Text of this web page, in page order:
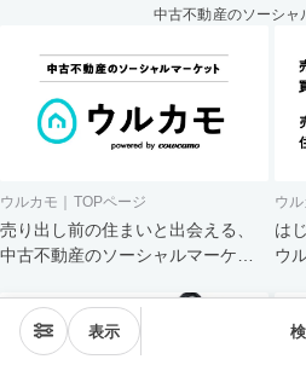
表示
中古不動産のソーシャ
ウルカモ｜TOPページ
売り出し前の住まいと出会える、
中古不動産のソーシャルマーケッ
ウ
は
ウ